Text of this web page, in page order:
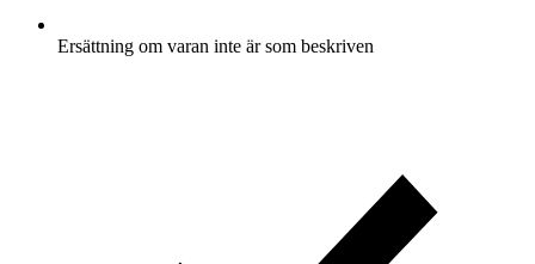
Ersättning om varan inte är som beskriven